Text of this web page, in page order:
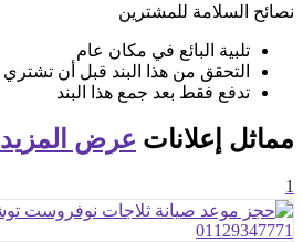
نصائح السلامة للمشترين
تلبية البائع في مكان عام
التحقق من هذا البند قبل أن تشتري
تدفع فقط بعد جمع هذا البند
مماثل إعلانات عرض المزيد
1